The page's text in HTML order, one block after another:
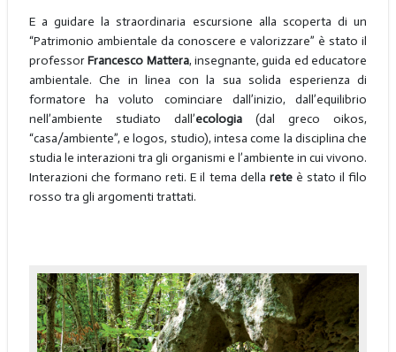
E a guidare la straordinaria escursione alla scoperta di un
“Patrimonio ambientale da conoscere e valorizzare” è stato il
professorFrancesco Mattera, insegnante, guida ed educatore
ambientale. Che in linea con la sua solida esperienza di
formatore ha voluto cominciare dall’inizio, dall’equilibrio
nell’ambiente studiato dall’ecologia(dal greco oikos,
“casa/ambiente”, e logos, studio), intesa come la disciplina che
studia le interazioni tra gli organismi e l’ambiente in cui vivono.
Interazioni che formano reti. E il tema della reteè stato il filo
rosso tra gli argomenti trattati.